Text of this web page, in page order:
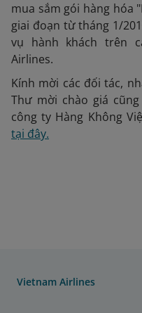
mua sắm gói hàng hóa
giai đoạn từ tháng 1/
vụ hành khách trên
Airlines.
Kính mời các đối tác,
Thư mời chào giá
công ty Hàng Không
tại đây.
Vietnam Airlines